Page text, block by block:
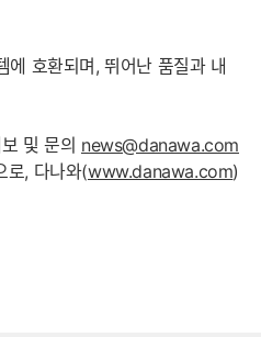
호환되며, 뛰어난 품질과 내
및 문의 news@danawa.com
로, 다나와(www.danawa.com)